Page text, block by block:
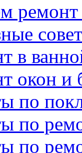
в
окон и
по
по
по